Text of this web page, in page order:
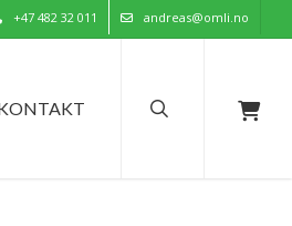
+47 482 32 011 andreas@omli.no